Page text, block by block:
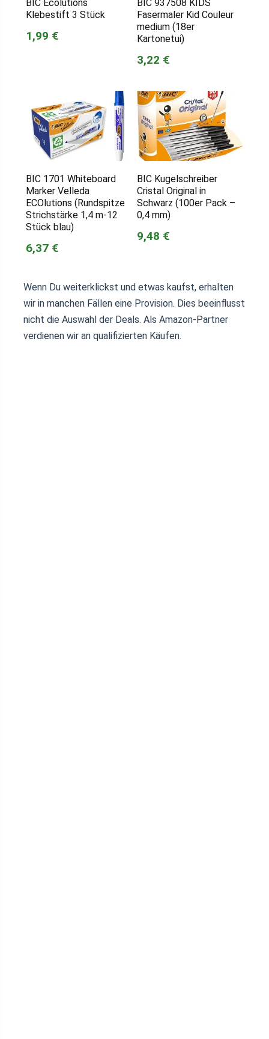
BIC Ecolutions
Klebestift 3 Stück
1,99 €
BIC 937508 KIDS
Fasermaler Kid Couleur
medium (18er
Kartonetui)
3,22 €
BIC 1701 Whiteboard
Marker Velleda
ECOlutions (Rundspitze
Strichstärke 1,4 m-12
Stück blau)
6,37 €
BIC Kugelschreiber
Cristal Original in
Schwarz (100er Pack –
0,4 mm)
9,48 €
Wenn Du weiterklickst und etwas kaufst, erhalten
wir in manchen Fällen eine Provision. Dies beeinflusst
nicht die Auswahl der Deals. Als Amazon-Partner
verdienen wir an qualifizierten Käufen.